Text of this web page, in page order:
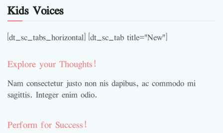
Kids Voices
[dt_sc_tabs_horizontal] [dt_sc_tab title="New"]
Explore your Thoughts!
Nam consectetur justo non nis dapibus, ac commodo mi
sagittis. Integer enim odio.
Perform for Success!